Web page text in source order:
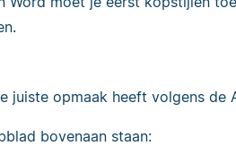
juiste opmaak heeft volgens de
bovenaan staan: